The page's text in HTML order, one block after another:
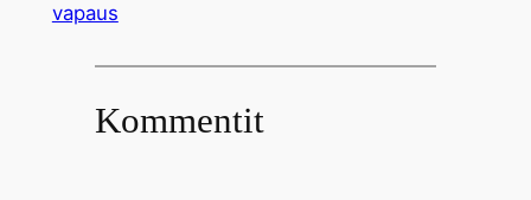
vapaus
Kommentit